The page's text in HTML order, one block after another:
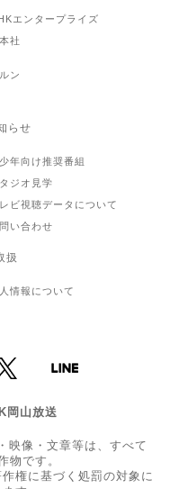
エンタープライズ
社
ン
らせ
年向け推奨番組
ジオ見学
ビ視聴データについて
い合わせ
扱
情報について
山放送
映像・文章等は、すべて
物です。
権に基づく処罰の対象に